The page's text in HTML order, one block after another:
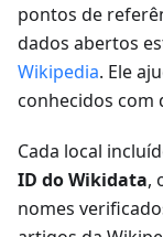
pontos de
dados abertos
Wikipedia. Ele
conhecidos com
Cada local
ID do Wikidata,
nomes